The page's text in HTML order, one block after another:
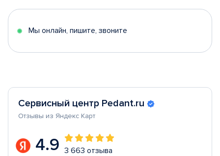
5
Мы онлайн, пишите, звоните
Сервисный центр Pedant.ru
Отзывы из Яндекс Карт
4.9 3 663 отзыва